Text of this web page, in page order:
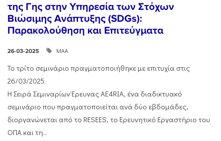
της Γης στην Υπηρεσία των Στόχων
Βιώσιμης Ανάπτυξης (SDGs):
Παρακολούθηση και Επιτεύγματα
26-03-2025 ΜΑΑ
Το τρίτο σεμινάριο πραγματοποιήθηκε με επιτυχία στις
26/03/2025.
Η Σειρά Σεμιναρίων Έρευνας AE4RIA, ένα διαδικτυακό
σεμινάριο που πραγματοποιείται ανά δύο εβδομάδες,
διοργανώνεται από το RESEES, το Ερευνητικό Εργαστήριο του
ΟΠΑ και τη...